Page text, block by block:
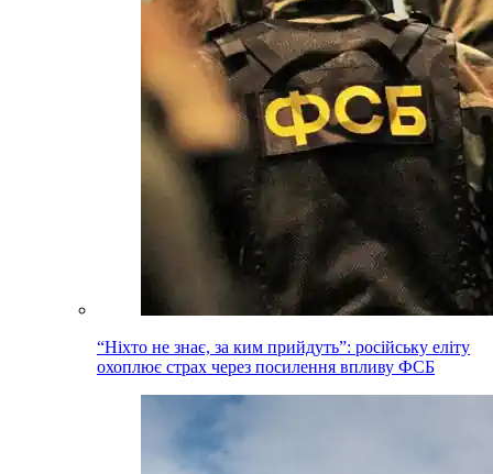
“Ніхто не знає, за ким прийдуть”: російську еліту
охоплює страх через посилення впливу ФСБ